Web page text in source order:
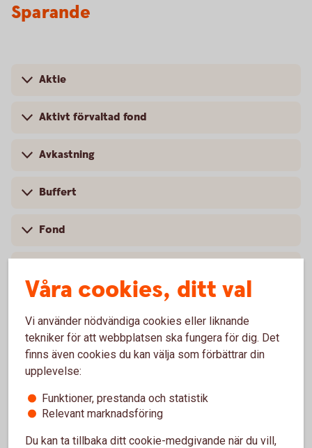
Sparande
Aktie
Aktivt förvaltad fond
Avkastning
Buffert
Fond
Investeringssparkonto
Ränta-på-ränta
Våra cookies, ditt val
Vi använder nödvändiga cookies eller liknande
tekniker för att webbplatsen ska fungera för dig. Det
finns även cookies du kan välja som förbättrar din
upplevelse:
Funktioner, prestanda och statistik
Relevant marknadsföring
Du kan ta tillbaka ditt cookie-medgivande när du vill,